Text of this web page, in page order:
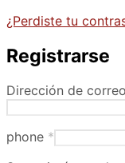
¿Perdiste tu
Registrarse
Dirección de
phone *